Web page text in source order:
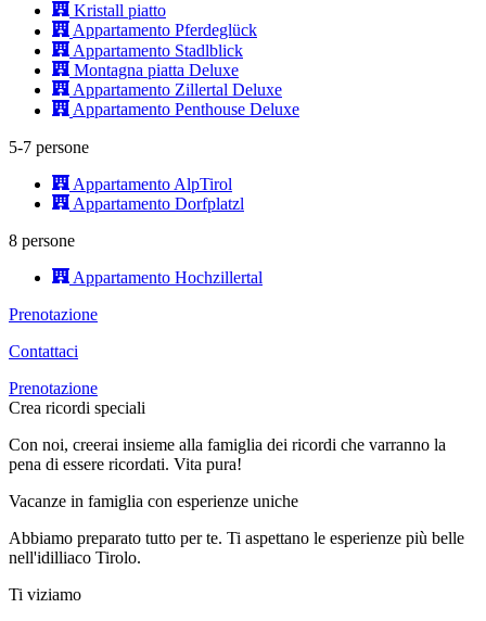
Kristall piatto
Appartamento Pferdeglück
Appartamento Stadlblick
Montagna piatta Deluxe
Appartamento Zillertal Deluxe
Appartamento Penthouse Deluxe
5-7 persone
Appartamento AlpTirol
Appartamento Dorfplatzl
8 persone
Appartamento Hochzillertal
Prenotazione
Contattaci
Prenotazione
Crea ricordi speciali
Con noi, creerai insieme alla famiglia dei ricordi che varranno la
pena di essere ricordati. Vita pura!
Vacanze in famiglia con esperienze uniche
Abbiamo preparato tutto per te. Ti aspettano le esperienze più belle
nell'idilliaco Tirolo.
Ti viziamo